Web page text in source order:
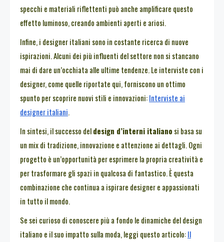
specchi e materiali riflettenti può anche amplificare questo
effetto luminoso, creando ambienti aperti e ariosi.
Infine, i designer italiani sono in costante ricerca di nuove
ispirazioni. Alcuni dei più influenti del settore non si stancano
mai di dare un’occhiata alle ultime tendenze. Le interviste con i
designer, come quelle riportate qui, forniscono un ottimo
spunto per scoprire nuovi stili e innovazioni:Interviste ai
designer italiani.
In sintesi, il successo deldesign d’interni italiano si basa su
un mix di tradizione, innovazione e attenzione ai dettagli. Ogni
progetto è un’opportunità per esprimere la propria creatività e
per trasformare gli spazi in qualcosa di fantastico. È questa
combinazione che continua a ispirare designer e appassionati
in tutto il mondo.
Se sei curioso di conoscere più a fondo le dinamiche del design
italiano e il suo impatto sulla moda, leggi questo articolo:Il